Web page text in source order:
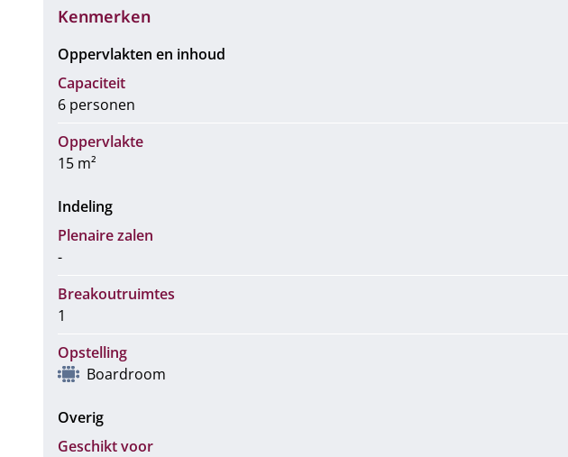
Kenmerken
Oppervlakten en inhoud
Capaciteit
6 personen
Oppervlakte
15 m²
Indeling
Plenaire zalen
-
Breakoutruimtes
1
Opstelling
Boardroom
Overig
Geschikt voor